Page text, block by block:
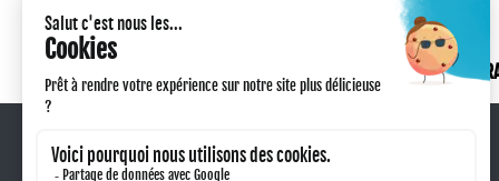
PAIEMENT SÉCURISÉ LIVRAISON &